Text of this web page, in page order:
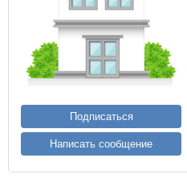
Подписаться
Написать сообщение